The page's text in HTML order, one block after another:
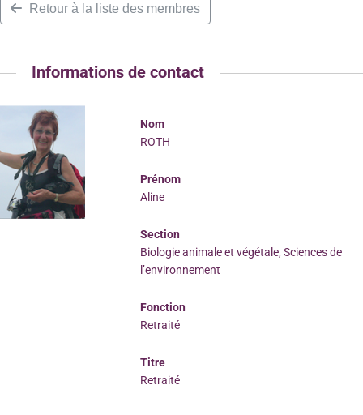
Retour à la liste des membres
Informations de contact
Nom
ROTH
Prénom
Aline
Section
Biologie animale et végétale, Sciences de
l’environnement
Fonction
Retraité
Titre
Retraité